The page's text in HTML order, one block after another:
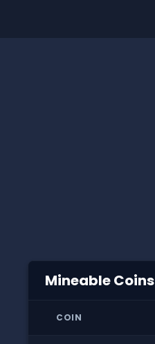
Mineable Coins
COIN